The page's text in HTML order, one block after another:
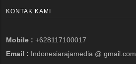
KONTAK KAMI
Mobile : +628117100017
Email : Indonesiarajamedia @ gmail.com